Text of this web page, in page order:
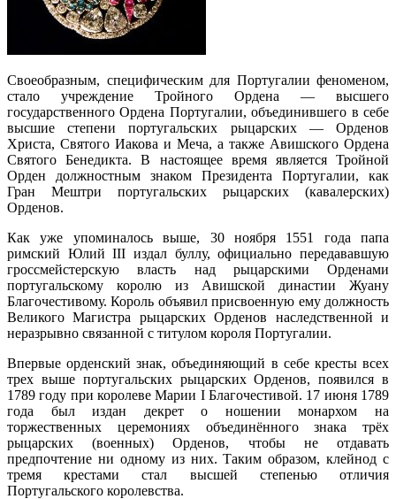
Своеобразным, специфическим для Португалии феноменом,
стало учреждение Тройного Ордена — высшего
государственного Ордена Португалии, объединившего в себе
высшие степени португальских рыцарских — Орденов
Христа, Святого Иакова и Меча, а также Авишского Ордена
Святого Бенедикта. В настоящее время является Тройной
Орден должностным знаком Президента Португалии, как
Гран Мештри португальских рыцарских (кавалерских)
Орденов.
Как уже упоминалось выше, 30 ноября 1551 года папа
римский Юлий III издал буллу, официально передававшую
гроссмейстерскую власть над рыцарскими Орденами
португальскому королю из Авишской династии Жуану
Благочестивому. Король объявил присвоенную ему должность
Великого Магистра рыцарских Орденов наследственной и
неразрывно связанной с титулом короля Португалии.
Впервые орденский знак, объединяющий в себе кресты всех
трех выше португальских рыцарских Орденов, появился в
1789 году при королеве Марии I Благочестивой. 17 июня 1789
года был издан декрет о ношении монархом на
торжественных церемониях объединённого знака трёх
рыцарских (военных) Орденов, чтобы не отдавать
предпочтение ни одному из них. Таким образом, клейнод с
тремя крестами стал высшей степенью отличия
Португальского королевства.